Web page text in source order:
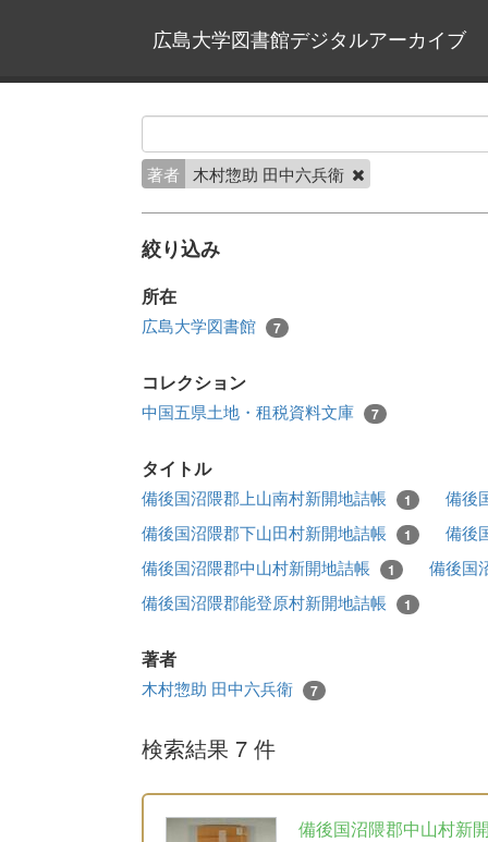
広島大学図書館デジタルアーカイブ
著者 木村惣助 田中六兵衛
絞り込み
所在
広島大学図書館 7
コレクション
中国五県土地・租税資料文庫 7
タイトル
備後国沼隈郡上山南村新開地詰帳 1
備後
備後国沼隈郡下山田村新開地詰帳
1
備後
備後国沼隈郡中山村新開地詰帳
1
備後国
備後国沼隈郡能登原村新開地詰帳
1
著者
木村惣助 田中六兵衛 7
検索結果 7 件
備後国沼隈郡中山村新